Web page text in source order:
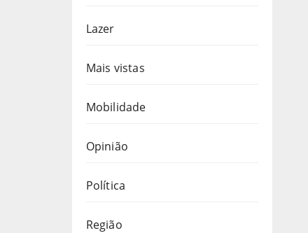
Lazer
Mais vistas
Mobilidade
Opinião
Política
Região